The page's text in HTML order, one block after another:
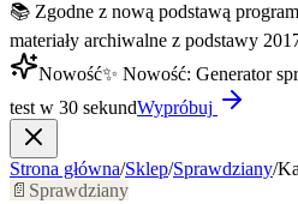
📚 Zgodne z nową podstawą
materiały archiwalne z podstawy
Nowość✨ Nowość: Generator
test w 30 sekundWypróbuj
Strona główna/Sklep/Sprawdziany/
📄 Sprawdziany